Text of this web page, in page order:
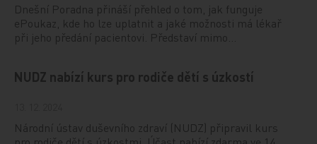
Dnešní Poradna přináší přehled o tom, jak funguje
ePoukaz, kde ho lze uplatnit a jaké možnosti má lékař
při jeho předání pacientovi. Představí mimo…
NUDZ nabízí kurs pro rodiče dětí s úzkostí
Národní ústav duševního zdraví (NUDZ) připravil kurs